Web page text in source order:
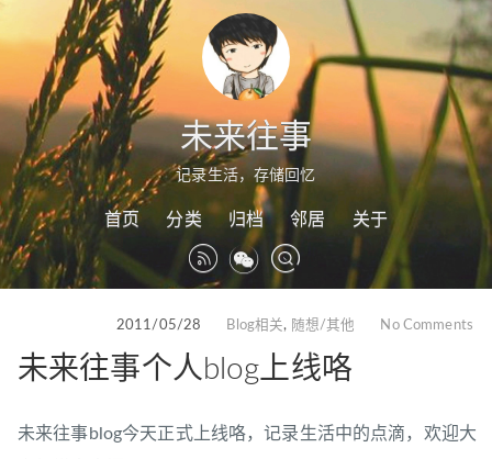
未来往事
记录生活，存储回忆
首页 分类 归档 邻居 关于
2011/05/28 Blog相关, 随想/其他 No Comments
未来往事个人blog上线咯
未来往事blog今天正式上线咯，记录生活中的点滴，欢迎大